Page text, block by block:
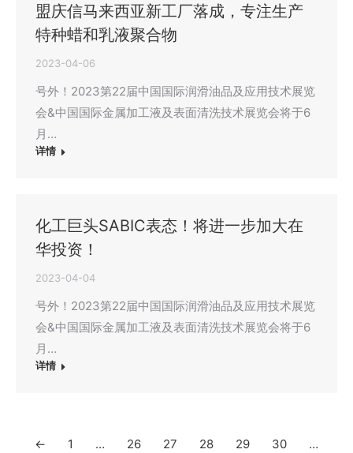
盟庆信马来西亚新工厂落成，专注生产
特种蜡和乳液聚合物
2023-04-06
号外！2023第22届中国国际润滑油品及应用技术展览
会&中国国际金属加工液及表面清洗技术展览会将于6
月…
详情
化工巨头SABIC表态！将进一步加大在
华投资！
2023-04-04
号外！2023第22届中国国际润滑油品及应用技术展览
会&中国国际金属加工液及表面清洗技术展览会将于6
月…
详情
← 1 … 26 27 28 29 30
…